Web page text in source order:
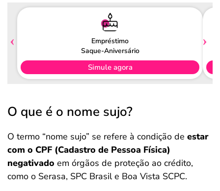
Empréstimo
Saque-Aniversário
Simule agora
O que é o nome sujo?
O termo “nome sujo” se refere à condição de estar
com o CPF (Cadastro de Pessoa Física)
negativado em órgãos de proteção ao crédito,
como o Serasa, SPC Brasil e Boa Vista SCPC.